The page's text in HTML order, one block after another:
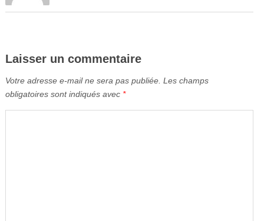
Laisser un commentaire
Votre adresse e-mail ne sera pas publiée. Les champs
obligatoires sont indiqués avec *